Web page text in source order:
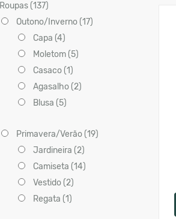
Roupas (137)
Outono/Inverno (17)
Capa (4)
Moletom (5)
Casaco (1)
Agasalho (2)
Blusa (5)
Primavera/Verão (19)
Jardineira (2)
Camiseta (14)
Vestido (2)
Regata (1)